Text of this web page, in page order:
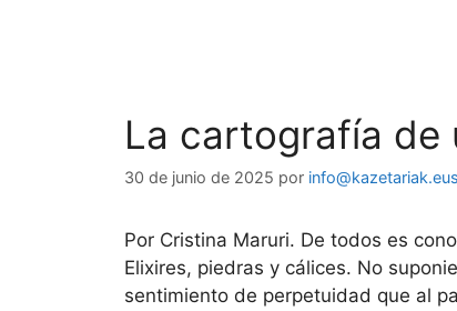
La cartografía de
30 de junio de 2025 por info@kazetariak.eus
Por Cristina Maruri. De todos es
Elixires, piedras y cálices. No
sentimiento de perpetuidad que al